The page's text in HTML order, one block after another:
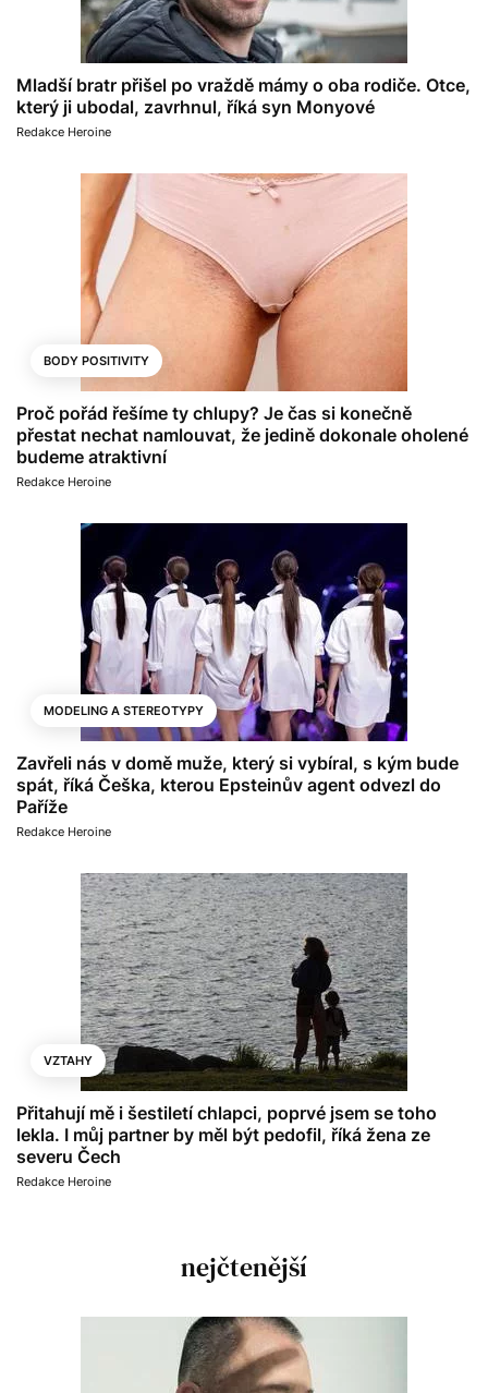
Mladší bratr přišel po vraždě mámy o oba rodiče. Otce,
který ji ubodal, zavrhnul, říká syn Monyové
Redakce Heroine
BODY POSITIVITY
Proč pořád řešíme ty chlupy? Je čas si konečně
přestat nechat namlouvat, že jedině dokonale oholené
budeme atraktivní
Redakce Heroine
MODELING A STEREOTYPY
Zavřeli nás v domě muže, který si vybíral, s kým bude
spát, říká Češka, kterou Epsteinův agent odvezl do
Paříže
Redakce Heroine
VZTAHY
Přitahují mě i šestiletí chlapci, poprvé jsem se toho
lekla. I můj partner by měl být pedofil, říká žena ze
severu Čech
Redakce Heroine
nejčtenější